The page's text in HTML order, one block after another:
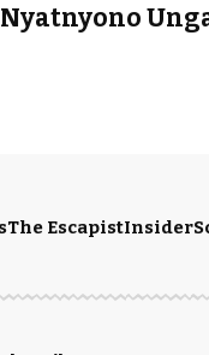
Nyatnyono
The EscapistInsider